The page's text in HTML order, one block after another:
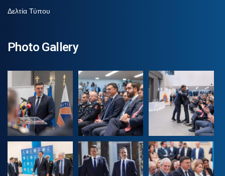
Δελτία Τύπου
Photo Gallery